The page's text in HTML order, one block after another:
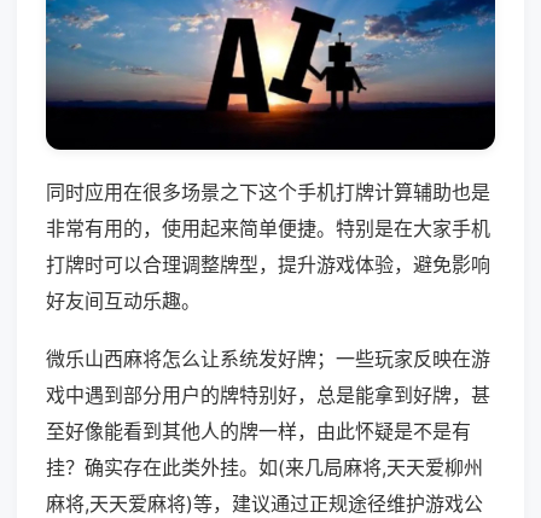
同时应用在很多场景之下这个手机打牌计算辅助也是
非常有用的，使用起来简单便捷。特别是在大家手机
打牌时可以合理调整牌型，提升游戏体验，避免影响
好友间互动乐趣。
微乐山西麻将怎么让系统发好牌；一些玩家反映在游
戏中遇到部分用户的牌特别好，总是能拿到好牌，甚
至好像能看到其他人的牌一样，由此怀疑是不是有
挂？确实存在此类外挂。如(来几局麻将,天天爱柳州
麻将,天天爱麻将)等，建议通过正规途径维护游戏公